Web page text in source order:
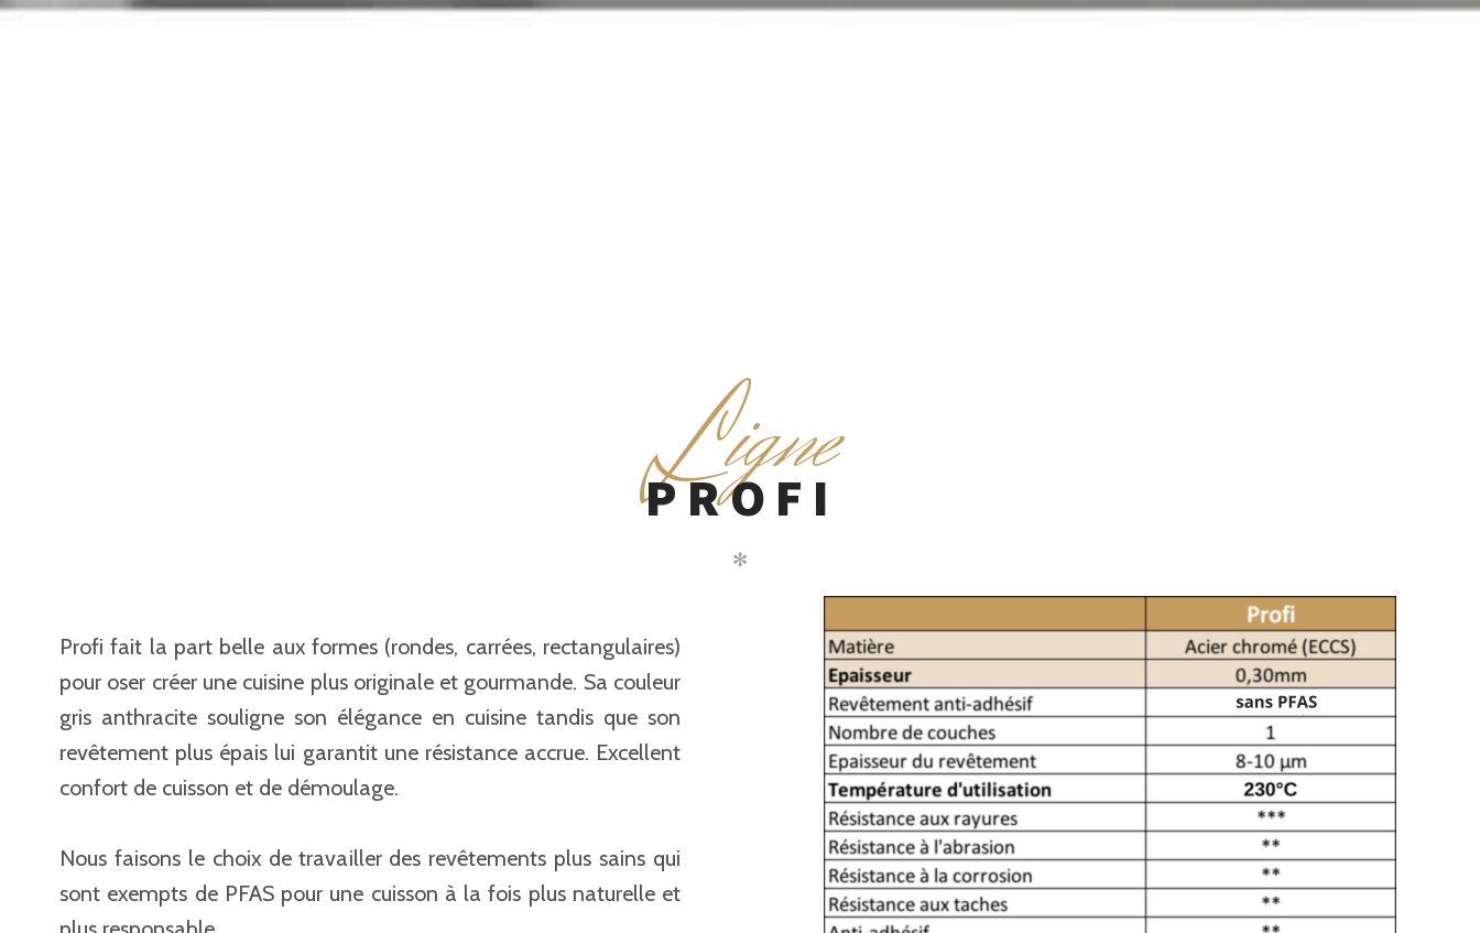
L
igne
PROFI
✻
Profi fait la part belle aux formes (rondes, carrées, rectangulaires)
pour oser créer une cuisine plus originale et gourmande. Sa couleur
gris anthracite souligne son élégance en cuisine tandis que son
revêtement plus épais lui garantit une résistance accrue. Excellent
confort de cuisson et de démoulage.
Nous faisons le choix de travailler des revêtements plus sains qui
sont exempts de PFAS pour une cuisson à la fois plus naturelle et